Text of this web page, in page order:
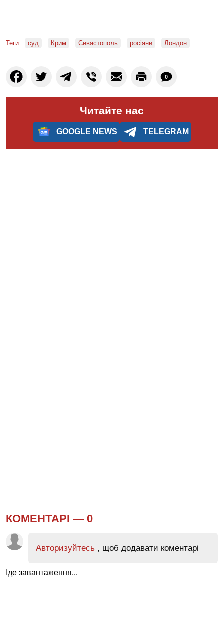
Теги: суд Крим Севастополь росіяни Лондон
0
Читайте нас
GOOGLE NEWS TELEGRAM
КОМЕНТАРІ — 0
Авторизуйтесь , щоб додавати коментарі
Іде завантаження...